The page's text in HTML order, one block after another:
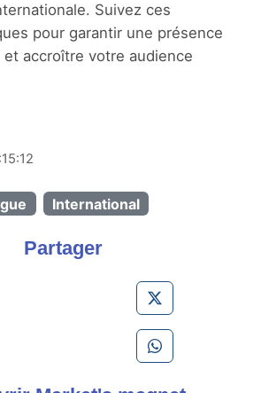
Suivez ces
pour garantir une présence
accroître votre audience
International
Partager